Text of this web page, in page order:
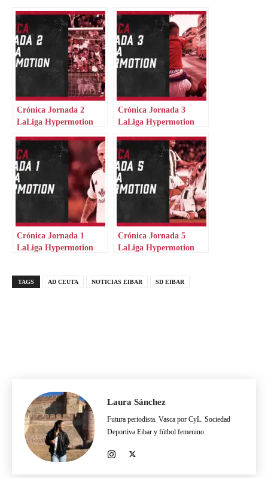
Crónica Jornada 2
LaLiga Hypermotion
Crónica Jornada 3
LaLiga Hypermotion
Crónica Jornada 1
LaLiga Hypermotion
Crónica Jornada 5
LaLiga Hypermotion
TAGS AD CEUTA NOTICIAS EIBAR SD EIBAR
Laura Sánchez
Futura periodista. Vasca por CyL. Sociedad
Deportiva Eibar y fútbol femenino.